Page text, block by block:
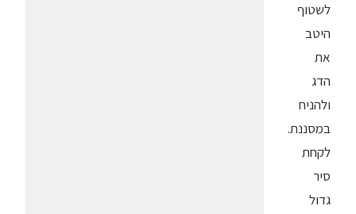
לשטוף
היטב
את
הדג
ולהניח
במסננת.
לקחת
סיר
גדול